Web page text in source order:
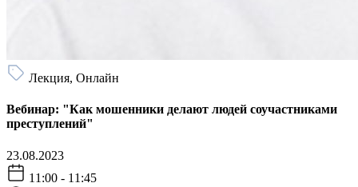
Лекция, Онлайн
Вебинар: "Как мошенники делают людей соучастниками
преступлений"
23.08.2023
11:00 - 11:45